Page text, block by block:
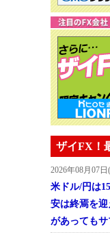
ザイFX！
2026年08月07
米ドル/円は
安は終焉を迎
があっても